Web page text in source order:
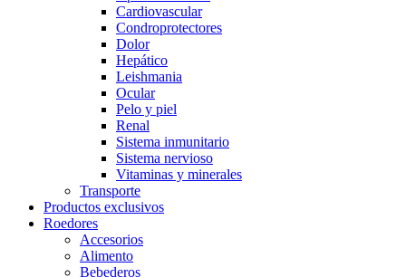
Cardiovascular
Condroprotectores
Dolor
Hepático
Leishmania
Ocular
Pelo y piel
Renal
Sistema inmunitario
Sistema nervioso
Vitaminas y minerales
Transporte
Productos exclusivos
Roedores
Accesorios
Alimento
Bebederos